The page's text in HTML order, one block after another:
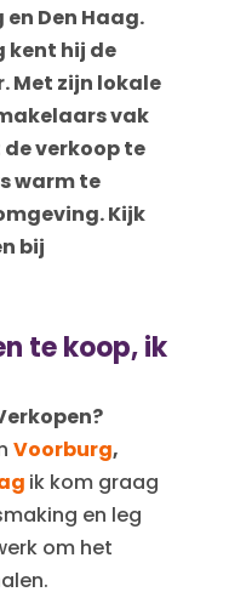
Den Haag.
kent hij de
Met zijn lokale
vak
verkoop te
warm te
Kijk
bij
te koop, ik
Voorburg,
ik kom graag
en leg
om het